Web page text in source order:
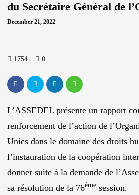
du Secrétaire Général de
December 21, 2022
1754 0
L’ASSEDEL présente un rapport
renforcement de l’action de
Unies dans le domaine des droits
l’instauration de la coopération
donner suite à la demande de
sa résolution de la 76ème session.